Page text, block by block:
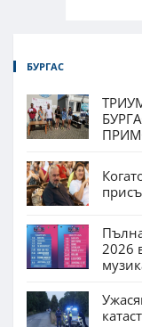
БУРГАС
2026